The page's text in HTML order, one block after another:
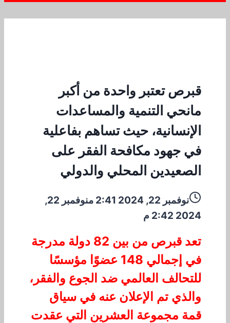
قبرص تعتبر واحدة من أكبر
مانحي التنمية والمساعدات
الإنسانية، حيث تساهم بفاعلية
في جهود مكافحة الفقر على
الصعيدين المحلي والدولي
نوفمبر 22, 2024 2:41 م
نوفمبر 22,
2024 2:42 م
تعد قبرص من بين 82 دولة مدرجة
في إجمالي 148 عضوًا مؤسسًا
للتحالف العالمي ضد الجوع والفقر،
والذي تم الإعلان عنه في سياق
قمة مجموعة العشرين التي عقدت